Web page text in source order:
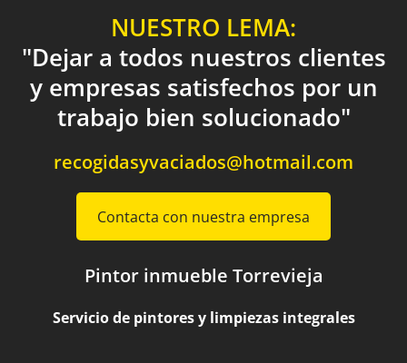
NUESTRO LEMA:
"Dejar a todos nuestros clientes
y empresas satisfechos por un
trabajo bien solucionado"
recogidasyvaciados@hotmail.com
Contacta con nuestra empresa
Pintor inmueble Torrevieja
Servicio de pintores y limpiezas integrales